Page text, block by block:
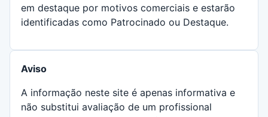
em destaque por motivos comerciais e estarão
identificadas como Patrocinado ou Destaque.
Aviso
A informação neste site é apenas informativa e
não substitui avaliação de um profissional